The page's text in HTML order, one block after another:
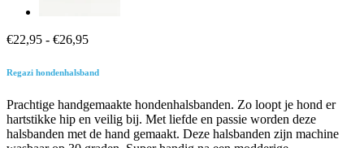
€22,95 - €26,95Prijsklasse:
tot
Regazi hondenhalsband
Prachtige handgemaakte hondenhalsbanden. Zo loopt je hond er
hartstikke hip en veilig bij. Met liefde en passie worden deze
halsbanden met de hand gemaakt. Deze halsbanden zijn machine